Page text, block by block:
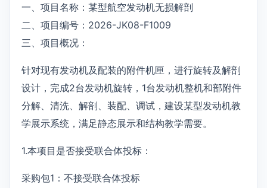
一、项目名称：某型航空发动机无损解剖
二、项目编号：2026-JK08-F1009
三、项目概况：
针对现有发动机及配装的附件机匣，进行旋转及解剖
设计，完成2台发动机旋转，1台发动机整机和部附件
分解、清洗、解剖、装配、调试，建设某型发动机教
学展示系统，满足静态展示和结构教学需要。
1.本项目是否接受联合体投标：
采购包1：不接受联合体投标